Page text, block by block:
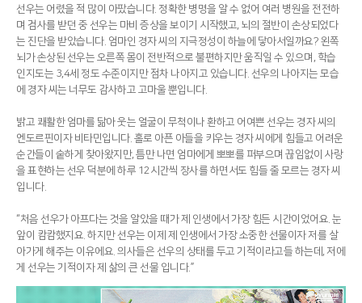
선우는 어렸을 적 많이 아팠습니다. 정확한 병명을 알 수 없어 여러 병원을 전전하
며 검사를 받던 중 선우는 마비 증상을 보이기 시작했고, 뇌의 절반이 손상되었다
는 진단을 받았습니다. 엄마인 경자 씨의 지극정성이 하늘에 닿아서일까요? 왼쪽
뇌가 손상된 선우는 오른쪽 몸이 전반적으로 불편하지만 움직일 수 있으며, 학습
인지도는 3,4세 정도 수준이지만 점차 나아지고 있습니다. 선우의 나아지는 모습
에 경자 씨는 너무도 감사하고 고마울 뿐입니다.
밝고 쾌활한 엄마를 닮아 웃는 얼굴이 무척이나 환하고 어여쁜 선우는 경자 씨의
엔도르핀이자 비타민입니다. 홀로 아픈 아들을 키우는 경자 씨에게 힘들고 어려운
순간들이 숱하게 찾아왔지만, 틈만 나면 엄마에게 뽀뽀를 퍼부으며 끊임없이 사랑
을 표현하는 선우 덕분에 하루 12시간씩 장사를 하면서도 힘들 줄 모르는 경자 씨
입니다.
“처음 선우가 아프다는 것을 알았을 때가 제 인생에서 가장 힘든 시간이었어요. 눈
앞이 캄캄했지요. 하지만 선우는 이제 제 인생에서 가장 소중한 선물이자 저를 살
아가게 해주는 이유에요. 의사들은 선우의 상태를 두고 기적이라고들 하는데, 저에
게 선우는 기적이자 제 삶의 큰 선물 입니다.”